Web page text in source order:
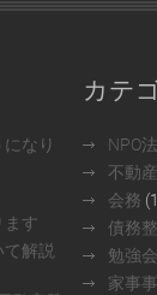
なり
す
解説
カテ
NPO
不動
会務
債務
勉強会
家事